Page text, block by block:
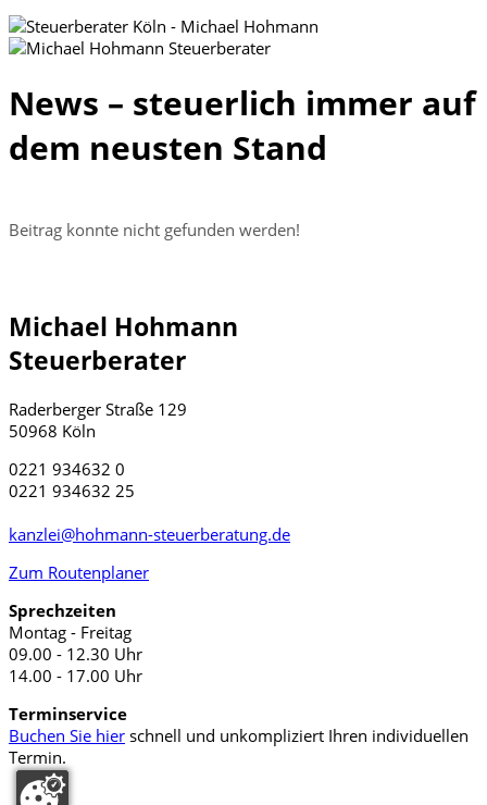
News – steuerlich immer auf
dem neusten Stand
Beitrag konnte nicht gefunden werden!
Michael Hohmann
Steuerberater
Raderberger Straße 129
50968 Köln
0221 934632 0
0221 934632 25
kanzlei@hohmann-steuerberatung.de
Zum Routenplaner
Sprechzeiten
Montag - Freitag
09.00 - 12.30 Uhr
14.00 - 17.00 Uhr
Terminservice
Buchen Sie hier schnell und unkompliziert Ihren individuellen
Termin.